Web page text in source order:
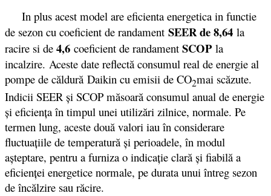
In plus acest model are eficienta energetica in functie
de sezon cu coeficient de randament SEER de 8,64 la
racire si de 4,6 coeficient de randament SCOP la
incalzire. Aceste date reflectă consumul real de energie al
pompe de căldură Daikin cu emisii de CO2mai scăzute.
Indicii SEER şi SCOP măsoară consumul anual de energie
şi eficienţa în timpul unei utilizări zilnice, normale. Pe
termen lung, aceste două valori iau în considerare
fluctuaţiile de temperatură şi perioadele, în modul
aşteptare, pentru a furniza o indicaţie clară şi fiabilă a
eficienţei energetice normale, pe durata unui întreg sezon
de încălzire sau răcire.